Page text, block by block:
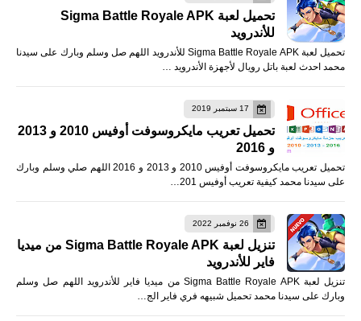
تحميل لعبة Sigma Battle Royale APK
للأندرويد
تحميل لعبة Sigma Battle Royale APK للأندرويد اللهم صل وسلم وبارك على سيدنا
محمد احدث لعبة باتل رويال لأجهزة الأندرويد …
17 سبتمبر 2019
تحميل تعريب مايكروسوفت أوفيس 2010 و 2013
و 2016
تحميل تعريب مايكروسوفت أوفيس 2010 و 2013 و 2016 اللهم صلي وسلم وبارك
على سيدنا محمد كيفية تعريب أوفيس 201…
26 نوفمبر 2022
تنزيل لعبة Sigma Battle Royale APK من ميديا
فاير للأندرويد
تنزيل لعبة Sigma Battle Royale APK من ميديا فاير للأندرويد اللهم صل وسلم
وبارك على سيدنا محمد تحميل شبيهه فري فاير الج…